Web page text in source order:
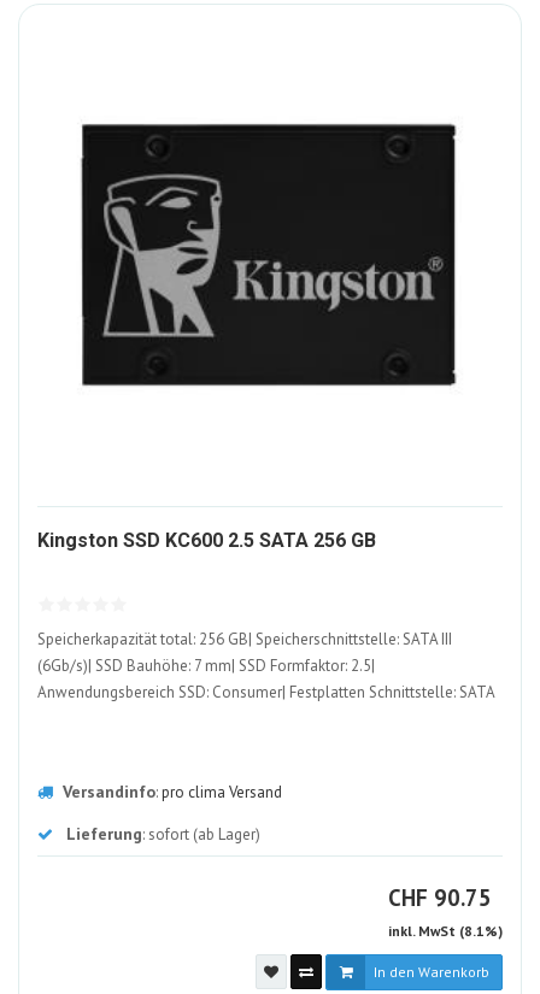
Kingston SSD KC600 2.5 SATA 256 GB984892-
Speicherkapazität total: 256 GB| Speicherschnittstelle: SATA III
(6Gb/s)| SSD Bauhöhe: 7 mm| SSD Formfaktor: 2.5|
Anwendungsbereich SSD: Consumer| Festplatten Schnittstelle: SATA
Versandinfo:pro clima Versand
Lieferung: sofort (ab Lager)
CHF CHF
90.75
inkl. MwSt (8.1%)
In den Warenkorb